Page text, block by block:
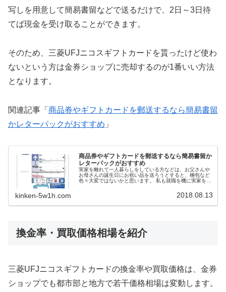
写しを用意して簡易書留などで送るだけで、2日～3日待
てば現金を受け取ることができます。
そのため、三菱UFJニコスギフトカードを貰ったけど使わ
ないという方は金券ショップに売却するのが1番いい方法
となります。
関連記事「 商品券やギフトカードを郵送するなら簡易書留
かレターパックがおすすめ 」
商品券やギフトカードを郵送するなら簡易書留か
レターパックがおすすめ
実家を離れて一人暮らしをしている方などは、お父さんや
お母さんの誕生日にお祝い品を送ろうとすると、梱包など
色々大変ではないかと思います。 私も就職を機に実家を離
するのに商品券やビール券を郵送で送ったこともありま
ります。他にも、宅配便やレターパックプラスが信書の発
送方法になっています。 今回は、商品券やギフトカードを
kinken-5w1h.com 2018.08.13
換金率・買取価格相場を紹介
三菱UFJニコスギフトカードの換金率や買取価格は、金券
ショップでも都市部と地方で若干価格相場は変動します。